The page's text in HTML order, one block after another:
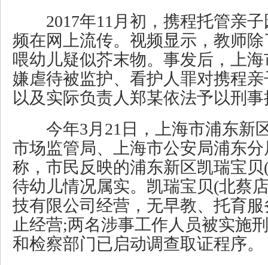
2017年11月初，携程托管亲子
频在网上流传。视频显示，教师
喂幼儿疑似芥末物。事发后，上
嫌虐待被监护、看护人罪对携程
以及实际负责人郑某依法予以刑
今年3月21日，上海市浦东新
市场监管局、上海市公安局浦东
称，市民反映的浦东新区凯瑞宝
待幼儿情况属实。凯瑞宝贝(北蔡
技有限公司经营，无早教、托育
止经营;两名涉事工作人员被实施
和检察部门已启动调查取证程序。